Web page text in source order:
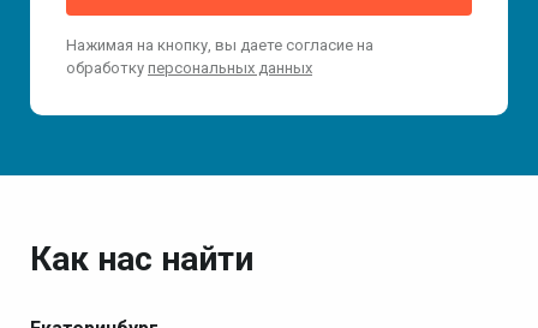
Нажимая на кнопку, вы даете согласие на
обработку персональных данных
Как нас найти